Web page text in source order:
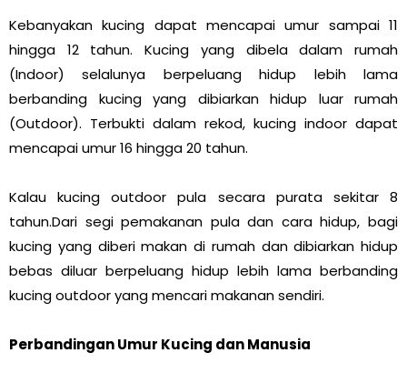
Kebanyakan kucing dapat mencapai umur sampai 11
hingga 12 tahun. Kucing yang dibela dalam rumah
(Indoor) selalunya berpeluang hidup lebih lama
berbanding kucing yang dibiarkan hidup luar rumah
(Outdoor). Terbukti dalam rekod, kucing indoor dapat
mencapai umur 16 hingga 20 tahun.
Kalau kucing outdoor pula secara purata sekitar 8
tahun.Dari segi pemakanan pula dan cara hidup, bagi
kucing yang diberi makan di rumah dan dibiarkan hidup
bebas diluar berpeluang hidup lebih lama berbanding
kucing outdoor yang mencari makanan sendiri.
Perbandingan Umur Kucing dan Manusia